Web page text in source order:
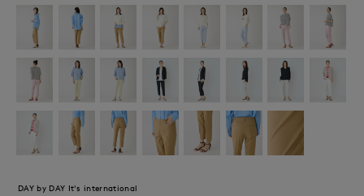
DAY by DAY It's international